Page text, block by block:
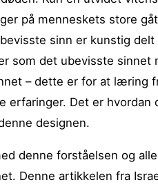
på menneskets store
sinn er kunstig
som det ubevisste
– dette er for at læring
erfaringer. Det er
designen.
denne forståelsen og
Denne artikkelen fra